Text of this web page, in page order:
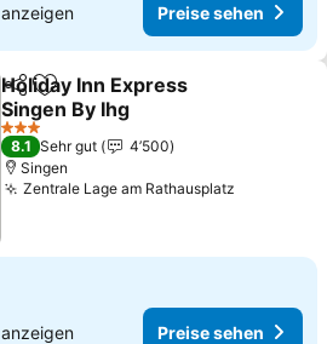
anzeigen Preise sehen
TeilenZu Favoriten hinzufügen
Holiday Inn Express
Singen By Ihg
3 Sterne
8.1 Sehr gut
4’500
Singen
Zentrale Lage am Rathausplatz
anzeigen Preise sehen